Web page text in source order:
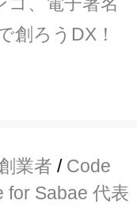
創ろうDX！
業者 / Code
for Sabae 代表